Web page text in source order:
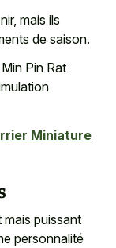
mais ils
de saison.
Pin Rat
Miniature
mais puissant
personnalité